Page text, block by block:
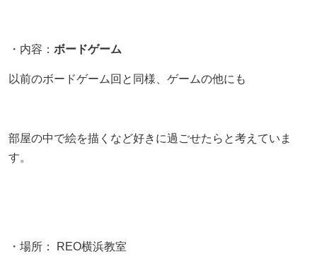
・内容： ボードゲーム
以前のボードゲーム回と同様、ゲームの他にも
部屋の中で絵を描くなど好きに過ごせたらと考えていま
す。
・場所： REO横浜教室